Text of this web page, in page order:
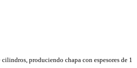
produciendo chapa con espesores de 1